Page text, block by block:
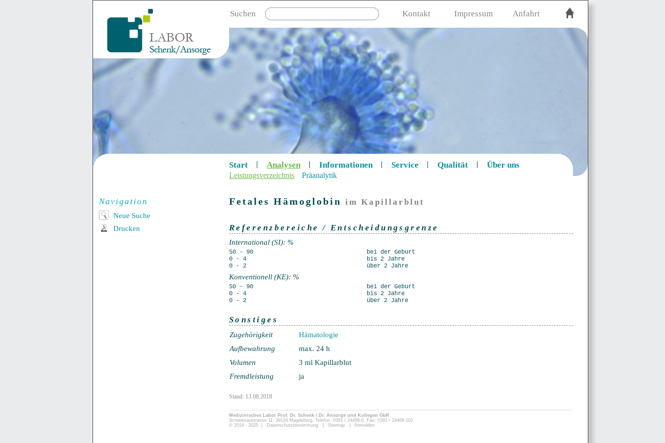
Suchen Kontakt Impressum Anfahrt
Navigation
Neue Suche
Drucken
Start Analysen Informationen Service Qualität Über uns
Leistungsverzeichnis Präanalytik
Fetales Hämoglobin im Kapillarblut
Referenzbereiche / Entscheidungsgrenze
International (SI): %
50 - 90
0 - 4
0 - 2
bei der Geburt
bis 2 Jahre
über 2 Jahre
Konventionell (KE): %
50 - 90
0 - 4
0 - 2
bei der Geburt
bis 2 Jahre
über 2 Jahre
Sonstiges
Zugehörigkeit
Hämatologie
Aufbewahrung
max. 24 h
Volumen
3 ml Kapillarblut
Fremdleistung
ja
Stand: 13.08.2018
Medizinisches Labor Prof. Dr. Schenk / Dr. Ansorge und Kollegen GbR
Schwiesaustrasse 11, 39124 Magdeburg, Telefon: 0391 / 24468-0, Fax: 0391 / 24468-110
© 2014 - 2025 | Datenschutzbestimmung Sitemap Anmelden